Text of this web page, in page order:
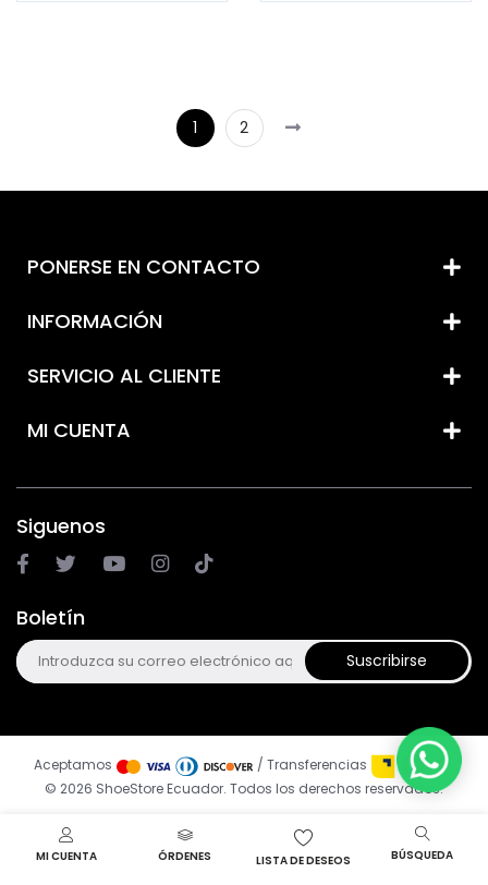
1 2
PONERSE EN CONTACTO
INFORMACIÓN
SERVICIO AL CLIENTE
MI CUENTA
Siguenos
Boletín
Suscribirse
© 2026 ShoeStore Ecuador. Todos los derechos reservados.
Aceptamos / Transferencias
MI CUENTA ÓRDENES LISTA DE DESEOS BÚSQUEDA